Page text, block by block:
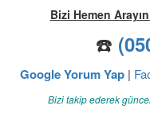
Bizi Hemen
☎️
Google Yorum Yap|
Bizi takip ederek